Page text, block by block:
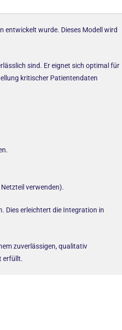
entwickelt wurde. Dieses Modell wird
sind. Er eignet sich optimal für
kritischer Patientendaten
verwenden).
Dies erleichtert die Integration in
zuverlässigen, qualitativ
erfüllt.